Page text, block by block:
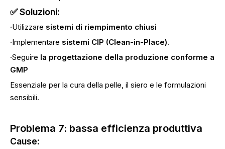
✅ Soluzioni:
·Utilizzare sistemi di riempimento chiusi
·Implementare sistemi CIP (Clean-in-Place).
·Seguire la progettazione della produzione conforme a
GMP
Essenziale per la cura della pelle, il siero e le formulazioni
sensibili.
Problema 7: bassa efficienza produttiva
Cause: